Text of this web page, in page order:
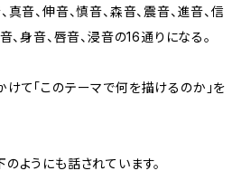
音、伸音、慎音、森音、震音、進音、信
、身音、唇音、浸音の16通りになる。
て「このテーマで何を描けるのか」を
ようにも話されています。